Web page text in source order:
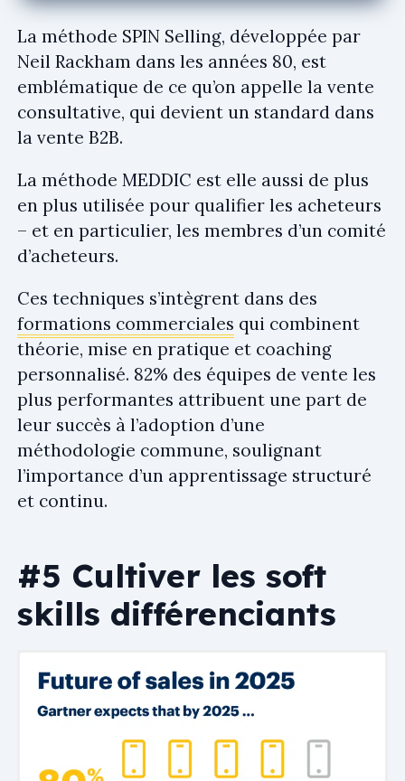
La méthode SPIN Selling, développée par
Neil Rackham dans les années 80, est
emblématique de ce qu’on appelle la vente
consultative, qui devient un standard dans
la vente B2B.
La méthode MEDDIC est elle aussi de plus
en plus utilisée pour qualifier les acheteurs
– et en particulier, les membres d’un comité
d’acheteurs.
Ces techniques s’intègrent dans des
formations commerciales qui combinent
théorie, mise en pratique et coaching
personnalisé. 82% des équipes de vente les
plus performantes attribuent une part de
leur succès à l’adoption d’une
méthodologie commune, soulignant
l’importance d’un apprentissage structuré
et continu.
#5 Cultiver les soft
skills différenciants